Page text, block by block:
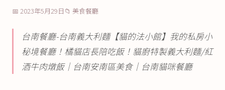
📅 2023年5月29日 📁 美食餐廳
台南餐廳-台南義大利麵【貓的法小館】我的私房小
秘境餐廳！橘貓店長陪吃飯！貓廚特製義大利麵/紅
酒牛肉燉飯│台南安南區美食│台南貓咪餐廳